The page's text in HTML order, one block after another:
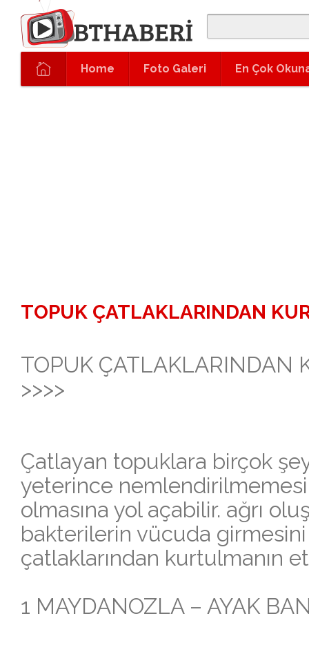
Home Foto Galeri En Çok
TOPUK ÇATLAKLARINDAN
TOPUK
>>>>
Çatlayan topuklara birçok
yeterince
olmasına yol açabilir. ağrı
bakterilerin vücuda girmesini
çatlaklarından kurtulmanın
1 MAYDANOZLA – AYAK